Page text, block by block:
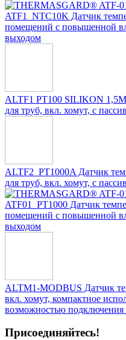
ATF1_NTC10K Датчик
помещений с повышенной
выходом
ALTF1 PT100 SILIKON
для труб, вкл. хомут, с
ALTF2_PT1000A Датчик
для труб, вкл. хомут, с
ATF01_PT1000 Датчик
помещений с повышенной
выходом
ALTM1-MODBUS Датчик
вкл. хомут, компактное
возможностью
Присоединяйтесь!